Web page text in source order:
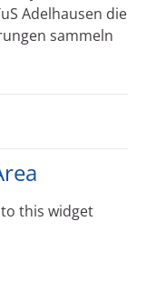
Adelhausen die
sammeln
this widget